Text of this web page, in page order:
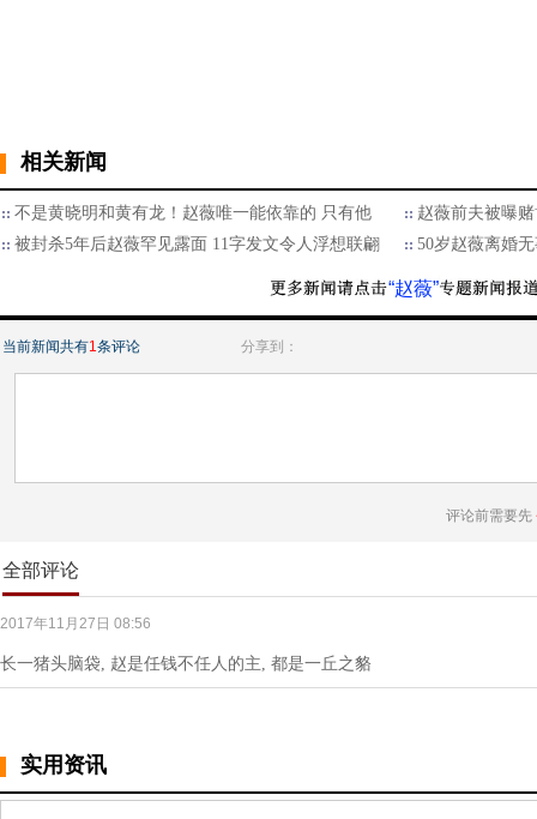
相关新闻
不是黄晓明和黄有龙！赵薇唯一能依靠的 只有他
赵薇前夫被曝
被封杀5年后赵薇罕见露面 11字发文令人浮想联翩
50岁赵薇离婚
“赵薇”
当前新闻共有1条评论 分享到：
评论前需要先
全部评论
2017年11月27日 08:56
长一猪头脑袋, 赵是任钱不任人的主, 都是一丘之貉
实用资讯